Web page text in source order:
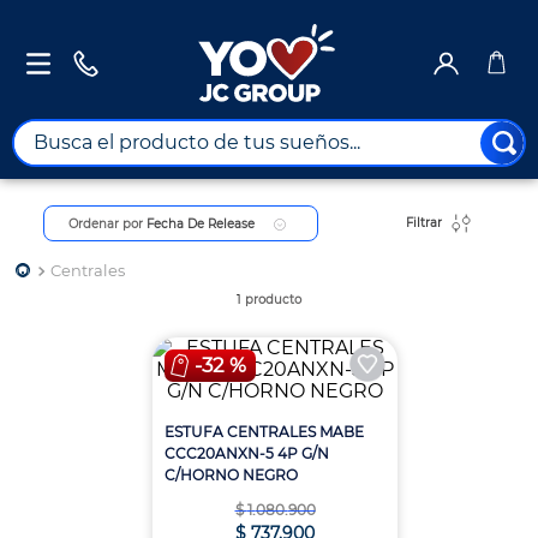
Busca el producto de tus sueños...
Ordenar por Fecha De Release Filtrar
Centrales
1 producto
-32 %
ESTUFA CENTRALES MABE
CCC20ANXN-5 4P G/N
C/HORNO NEGRO
$ 1.080.900
$ 737.900
TÉRMINOS MÁS BUSCADOS
1.
combos
4.
nevera
.
celulares
6.
turismo
7.
impresora